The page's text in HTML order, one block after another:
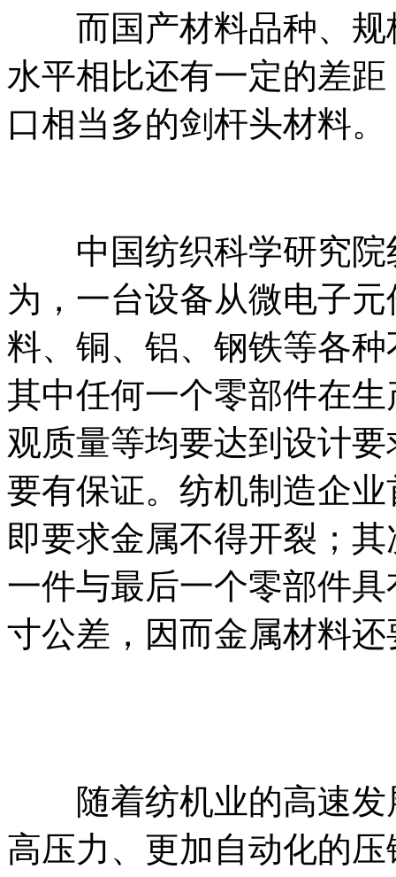
而国产材料品种、规
水平相比还有一定的差
口相当多的剑杆头材料。
中国纺织科学研究院
为，一台设备从微电子
料、铜、铝、钢铁等各
其中任何一个零部件在
观质量等均要达到设计
要有保证。纺机制造企
即要求金属不得开裂；
一件与最后一个零部件
寸公差，因而金属材料
随着纺机业的高速发
高压力、更加自动化的